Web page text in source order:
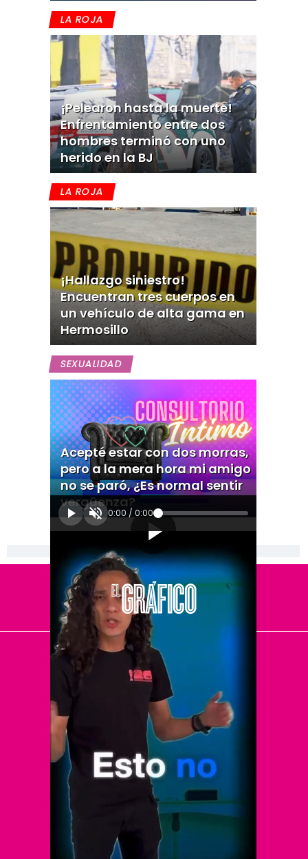
LA ROJA
¡Pelearon hasta la muerte!
Enfrentamiento entre dos
hombres terminó con uno
herido en la BJ
LA ROJA
¡Hallazgo siniestro!
Encuentran tres cuerpos en
un vehículo de alta gama en
Hermosillo
SEXUALIDAD
Acepté estar con dos morras,
pero a la mera hora mi amigo
no se paró, ¿Es normal sentir
vergüenza?
0:00 / 0:00
[Publicidad]
El Universal
Vive USA
Clase
De 10 sports
DeDinero
Confabulario